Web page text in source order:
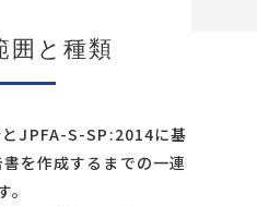
囲と種類
JPFA-S-SP:2014に基
を作成するまでの一連